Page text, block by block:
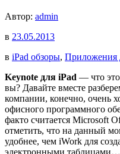
Автор: admin
в 23.05.2013
в iPad обзоры, Приложения
Keynote для iPad — что это
вы? Давайте вместе
компании, конечно, очень
офисного программного
факто считается Microsoft
отметить, что на данный
удобнее, чем iWork для
электронными